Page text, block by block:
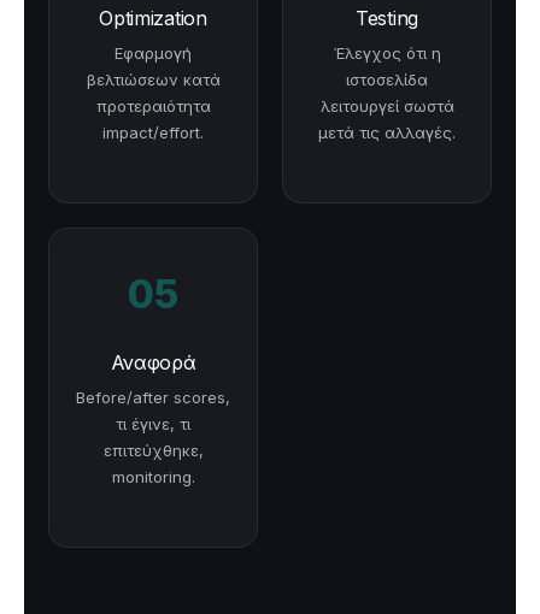
Optimization
Εφαρμογή
βελτιώσεων κατά
προτεραιότητα
impact/effort.
Testing
Έλεγχος ότι η
ιστοσελίδα
λειτουργεί σωστά
μετά τις αλλαγές.
05
Αναφορά
Before/after scores,
τι έγινε, τι
επιτεύχθηκε,
monitoring.